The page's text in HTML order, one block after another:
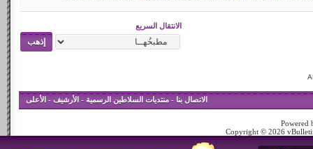
الانتقال السريع
الاتصال بنا - منتديات السلاطين الرسمية- الأرشيف- الأعلى
Powered
Copyright © 2026